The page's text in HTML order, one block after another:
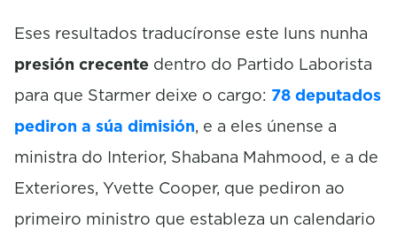
Eses resultados traducíronse este luns nunha
presión crecente dentro do Partido Laborista
para que Starmer deixe o cargo: 78 deputados
pediron a súa dimisión, e a eles únense a
ministra do Interior, Shabana Mahmood, e a de
Exteriores, Yvette Cooper, que pediron ao
primeiro ministro que estableza un calendario